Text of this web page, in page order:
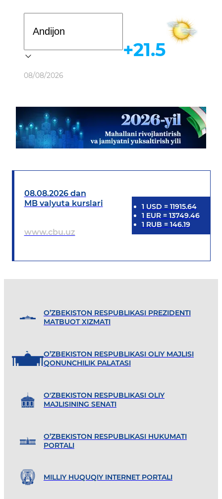
Ob-havo
08/08/2026
+21.5
08.08.2026 dan
MB valyuta kurslari
www.cbu.uz
1 USD = 11915.64
1 EUR= 13749.46
1 RUB = 146.19
O’ZBEKISTON RESPUBLIKASI PREZIDENTI
MATBUOT XIZMATI
O’ZBEKISTON RESPUBLIKASI OLIY MAJLISI
QONUNCHILIK PALATASI
O'ZBEKISTON RESPUBLIKASI OLIY
MAJLISINING SENATI
O’ZBEKISTON RESPUBLIKASI HUKUMATI
PORTALI
MILLIY HUQUQIY INTERNET PORTALI